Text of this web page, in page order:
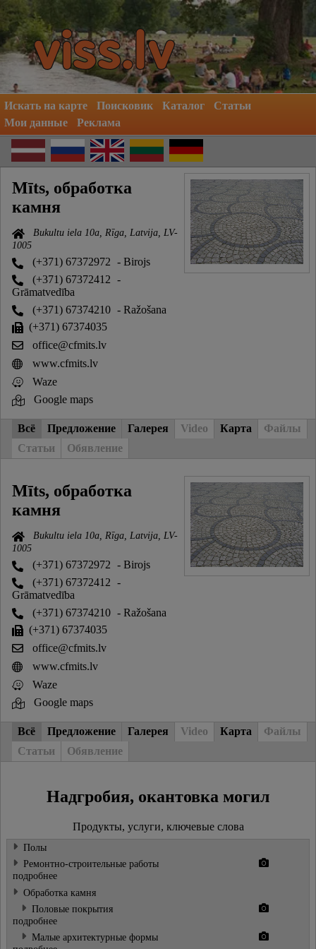
Искать на карте Поисковик Каталог
Статьи
Мои данные
Реклама
Mīts, обработка
камня
Bukultu iela 10a, Rīga, Latvija, LV-
1005
(+371) 67372972 - Birojs
(+371) 67372412 -
Grāmatvedība
(+371) 67374210 - Ražošana
(+371) 67374035
office@cfmits.lv
www.cfmits.lv
Waze
Google maps
Всё Предложение Галерея Video Карта
Файлы
Статьи
Обявление
Mīts, обработка
камня
Bukultu iela 10a, Rīga, Latvija, LV-
1005
(+371) 67372972 - Birojs
(+371) 67372412 -
Grāmatvedība
(+371) 67374210 - Ražošana
(+371) 67374035
office@cfmits.lv
www.cfmits.lv
Waze
Google maps
Всё Предложение Галерея Video Карта
Файлы
Статьи
Обявление
Надгробия, окантовка могил
Продукты, услуги, ключевые слова
Полы
Ремонтно-строительные работы
подробнее
Обработка камня
Половые покрытия
подробнее
Малые архитектурные формы